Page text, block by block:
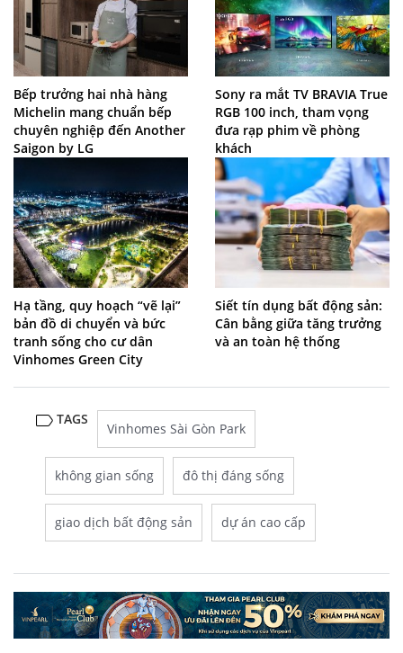
Bếp trưởng hai nhà hàng
Michelin mang chuẩn bếp
chuyên nghiệp đến Another
Saigon by LG
Sony ra mắt TV BRAVIA True
RGB 100 inch, tham vọng
đưa rạp phim về phòng
khách
Hạ tầng, quy hoạch “vẽ lại”
bản đồ di chuyển và bức
tranh sống cho cư dân
Vinhomes Green City
Siết tín dụng bất động sản:
Cân bằng giữa tăng trưởng
và an toàn hệ thống
TAGS
Vinhomes Sài Gòn Park
không gian sống đô thị đáng sống
giao dịch bất động sản dự án cao cấp